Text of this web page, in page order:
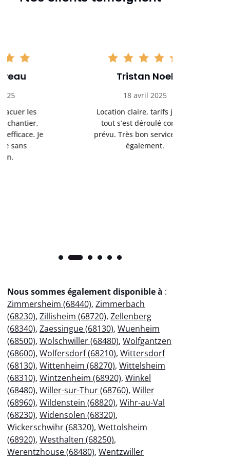
Tristan Noel
Location claire, tarifs justes,
tout s’est déroulé comme
prévu. Très bon service client
Nous sommes également disponible à :
Zimmersheim (68440), Zimmerbach
(68230), Zillisheim (68720), Zellenberg
(68340), Zaessingue (68130), Wuenheim
(68500), Wolschwiller (68480), Wolfgantzen
(68600), Wolfersdorf (68210), Wittersdorf
(68130), Wittenheim (68270), Wittelsheim
(68310), Wintzenheim (68920), Winkel
(68480), Willer-sur-Thur (68760), Willer
(68960), Wildenstein (68820), Wihr-au-Val
(68230), Widensolen (68320),
Wickerschwihr (68320), Wettolsheim
(68920), Westhalten (68250),
Werentzhouse (68480), Wentzwiller